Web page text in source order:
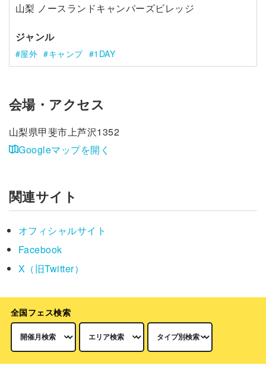
山梨 ノースランドキャンパーズビレッジ
ジャンル
屋外 キャンプ 1DAY
会場・アクセス
山梨県甲斐市上芦沢1352
Googleマップを開く
関連サイト
オフィシャルサイト
Facebook
X（旧Twitter）
全国フェス検索